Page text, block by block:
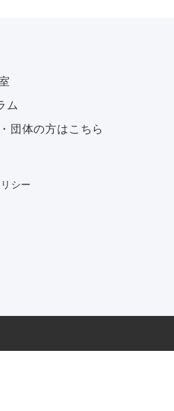
ム
団体の方はこちら
シー